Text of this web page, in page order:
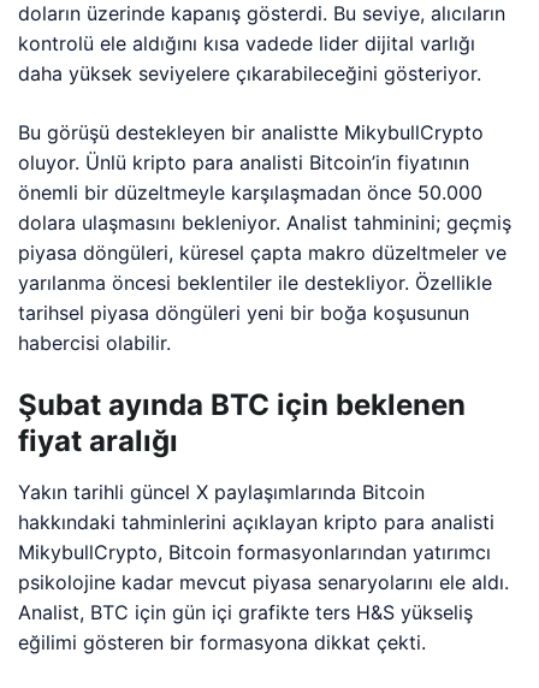
doların üzerinde kapanış gösterdi. Bu seviye, alıcıların
kontrolü ele aldığını kısa vadede lider dijital varlığı
daha yüksek seviyelere çıkarabileceğini gösteriyor.
Bu görüşü destekleyen bir analistte MikybullCrypto
oluyor. Ünlü kripto para analisti Bitcoin’in fiyatının
önemli bir düzeltmeyle karşılaşmadan önce 50.000
dolara ulaşmasını bekleniyor. Analist tahminini; geçmiş
piyasa döngüleri, küresel çapta makro düzeltmeler ve
yarılanma öncesi beklentiler ile destekliyor. Özellikle
tarihsel piyasa döngüleri yeni bir boğa koşusunun
habercisi olabilir.
Şubat ayında BTC için beklenen
fiyat aralığı
Yakın tarihli güncel X paylaşımlarında Bitcoin
hakkındaki tahminlerini açıklayan kripto para analisti
MikybullCrypto, Bitcoin formasyonlarından yatırımcı
psikolojine kadar mevcut piyasa senaryolarını ele aldı.
Analist, BTC için gün içi grafikte ters H&S yükseliş
eğilimi gösteren bir formasyona dikkat çekti.